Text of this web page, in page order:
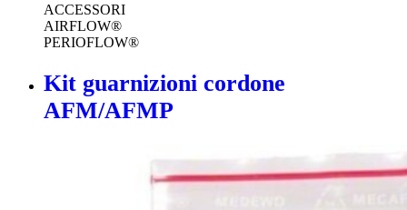
ACCESSORI
AIRFLOW®
PERIOFLOW®
Kit guarnizioni cordone
AFM/AFMP